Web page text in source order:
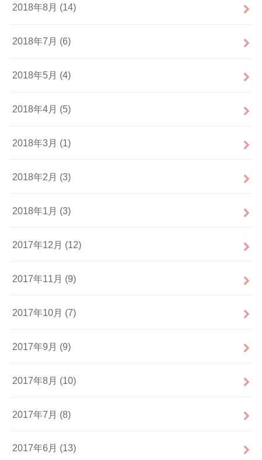
2018年8月 (14)
2018年7月 (6)
2018年5月 (4)
2018年4月 (5)
2018年3月 (1)
2018年2月 (3)
2018年1月 (3)
2017年12月 (12)
2017年11月 (9)
2017年10月 (7)
2017年9月 (9)
2017年8月 (10)
2017年7月 (8)
2017年6月 (13)